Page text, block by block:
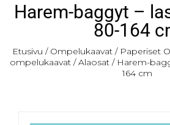
Harem-baggyt –
80-164
Etusivu / Ompelukaavat / Paperiset
ompelukaavat/Alaosat/ Harem-
164 cm